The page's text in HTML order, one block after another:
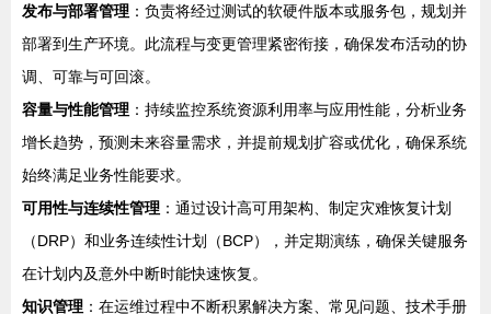
发布与部署管理 ：负责将经过测试的软硬件版本或服务包，规划并
部署到生产环境。此流程与变更管理紧密衔接，确保发布活动的协
调、可靠与可回滚。
容量与性能管理 ：持续监控系统资源利用率与应用性能，分析业务
增长趋势，预测未来容量需求，并提前规划扩容或优化，确保系统
始终满足业务性能要求。
可用性与连续性管理 ：通过设计高可用架构、制定灾难恢复计划
（DRP）和业务连续性计划（BCP），并定期演练，确保关键服务
在计划内及意外中断时能快速恢复。
知识管理 ：在运维过程中不断积累解决方案、常见问题、技术手册